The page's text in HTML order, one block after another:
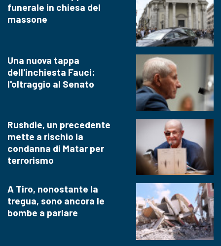
funerale in chiesa del
massone
Una nuova tappa
dell'inchiesta Fauci:
l'oltraggio al Senato
Rushdie, un precedente
mette a rischio la
condanna di Matar per
terrorismo
A Tiro, nonostante la
tregua, sono ancora le
bombe a parlare